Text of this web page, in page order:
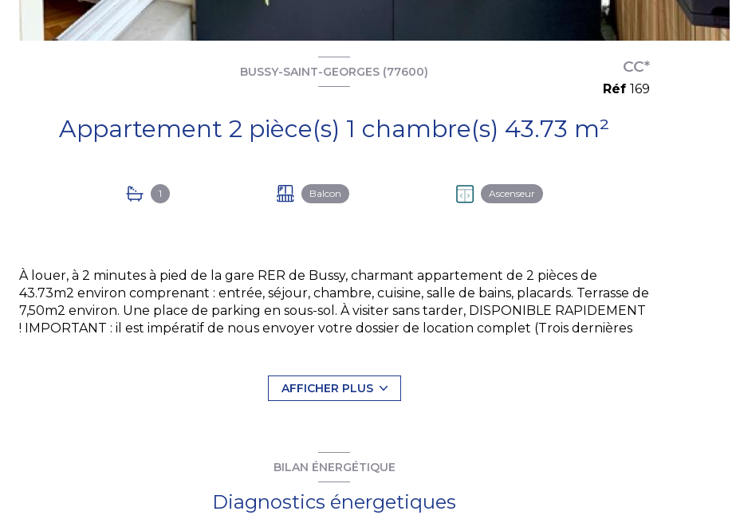
BUSSY-SAINT-GEORGES (77600)
Appartement 2 pièce(s) 1 chambre(s) 43.73 m²
1 Balcon Ascenseur
CC*
Réf 169
À louer, à 2 minutes à pied de la gare RER de Bussy, charmant appartement de 2 pièces de
43.73m2 environ comprenant : entrée, séjour, chambre, cuisine, salle de bains, placards. Terrasse de
7,50m2 environ. Une place de parking en sous-sol. À visiter sans tarder, DISPONIBLE RAPIDEMENT
! IMPORTANT : il est impératif de nous envoyer votre dossier de location complet (Trois dernières
garantie de type Visale si vous en avez une). Sans un dossier complet, votre demande ne pourra
AFFICHER PLUS
BILAN ÉNERGÉTIQUE
Diagnostics énergetiques